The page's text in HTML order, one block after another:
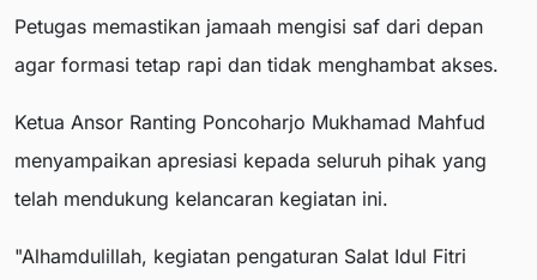
Petugas memastikan jamaah mengisi saf dari depan
agar formasi tetap rapi dan tidak menghambat akses.
Ketua Ansor Ranting Poncoharjo Mukhamad Mahfud
menyampaikan apresiasi kepada seluruh pihak yang
telah mendukung kelancaran kegiatan ini.
"Alhamdulillah, kegiatan pengaturan Salat Idul Fitri